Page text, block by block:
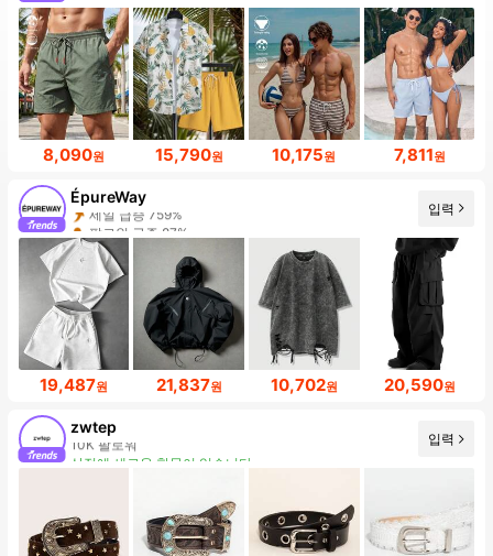
8,090원 15,790원 10,175원 7,811원
ÉpureWay
팔로워 급증 87%
입력
19,487원 21,837원 10,702원 20,590원
zwtep
상점에 새로운 항목이 있습니다
입력